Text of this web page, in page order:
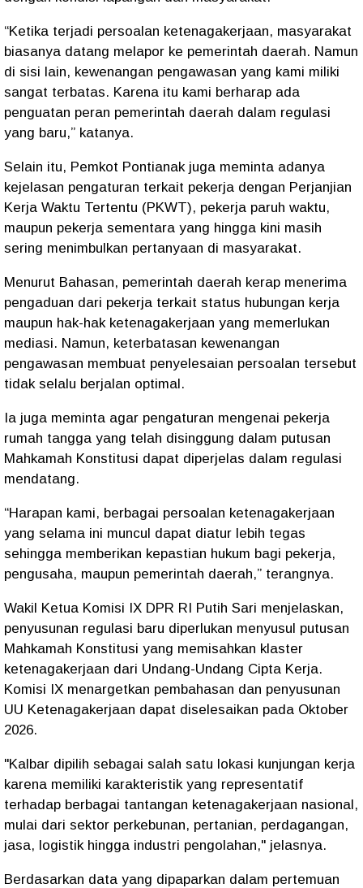
“Ketika terjadi persoalan ketenagakerjaan, masyarakat
biasanya datang melapor ke pemerintah daerah. Namun
di sisi lain, kewenangan pengawasan yang kami miliki
sangat terbatas. Karena itu kami berharap ada
penguatan peran pemerintah daerah dalam regulasi
yang baru,” katanya.
Selain itu, Pemkot Pontianak juga meminta adanya
kejelasan pengaturan terkait pekerja dengan Perjanjian
Kerja Waktu Tertentu (PKWT), pekerja paruh waktu,
maupun pekerja sementara yang hingga kini masih
sering menimbulkan pertanyaan di masyarakat.
Menurut Bahasan, pemerintah daerah kerap menerima
pengaduan dari pekerja terkait status hubungan kerja
maupun hak-hak ketenagakerjaan yang memerlukan
mediasi. Namun, keterbatasan kewenangan
pengawasan membuat penyelesaian persoalan tersebut
tidak selalu berjalan optimal.
Ia juga meminta agar pengaturan mengenai pekerja
rumah tangga yang telah disinggung dalam putusan
Mahkamah Konstitusi dapat diperjelas dalam regulasi
mendatang.
“Harapan kami, berbagai persoalan ketenagakerjaan
yang selama ini muncul dapat diatur lebih tegas
sehingga memberikan kepastian hukum bagi pekerja,
pengusaha, maupun pemerintah daerah,” terangnya.
Wakil Ketua Komisi IX DPR RI Putih Sari menjelaskan,
penyusunan regulasi baru diperlukan menyusul putusan
Mahkamah Konstitusi yang memisahkan klaster
ketenagakerjaan dari Undang-Undang Cipta Kerja.
Komisi IX menargetkan pembahasan dan penyusunan
UU Ketenagakerjaan dapat diselesaikan pada Oktober
2026.
"Kalbar dipilih sebagai salah satu lokasi kunjungan kerja
karena memiliki karakteristik yang representatif
terhadap berbagai tantangan ketenagakerjaan nasional,
mulai dari sektor perkebunan, pertanian, perdagangan,
jasa, logistik hingga industri pengolahan," jelasnya.
Berdasarkan data yang dipaparkan dalam pertemuan